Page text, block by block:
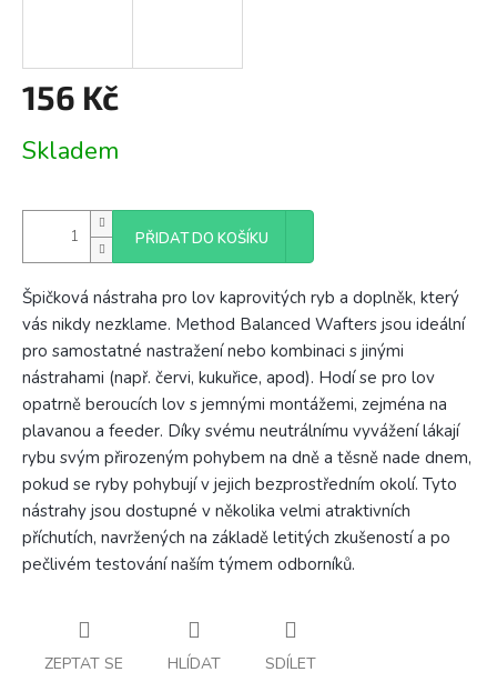
156 Kč
cena:
Skladem
PŘIDAT DO KOŠÍKU
Špičková nástraha pro lov kaprovitých ryb a doplněk, který
vás nikdy nezklame. Method Balanced Wafters jsou ideální
pro samostatné nastražení nebo kombinaci s jinými
nástrahami (např. červi, kukuřice, apod). Hodí se pro lov
opatrně beroucích lov s jemnými montážemi, zejména na
plavanou a feeder. Díky svému neutrálnímu vyvážení lákají
rybu svým přirozeným pohybem na dně a těsně nade dnem,
pokud se ryby pohybují v jejich bezprostředním okolí. Tyto
nástrahy jsou dostupné v několika velmi atraktivních
příchutích, navržených na základě letitých zkušeností a po
pečlivém testování naším týmem odborníků.
ZEPTAT SE HLÍDAT SDÍLET